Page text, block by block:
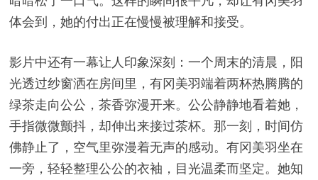
体会到，她的付出正在慢慢被理解和接受。
影片中还有一幕让人印象深刻：一个周末的清晨，阳
光透过纱窗洒在房间里，有冈美羽端着两杯热腾腾的
绿茶走向公公，茶香弥漫开来。公公静静地看着她，
手指微微颤抖，却伸出来接过茶杯。那一刻，时间仿
佛静止了，空气里弥漫着无声的感动。有冈美羽坐在
一旁，轻轻整理公公的衣袖，目光温柔而坚定。她知